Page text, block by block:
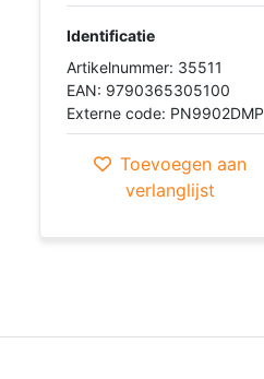
Identificatie
Artikelnummer: 35511
EAN: 9790365305100
Externe code: PN9902DMP
Toevoegen aan
verlanglijst